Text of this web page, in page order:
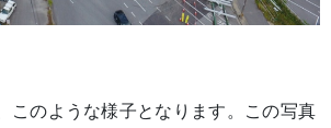
のような様子となります。この写真